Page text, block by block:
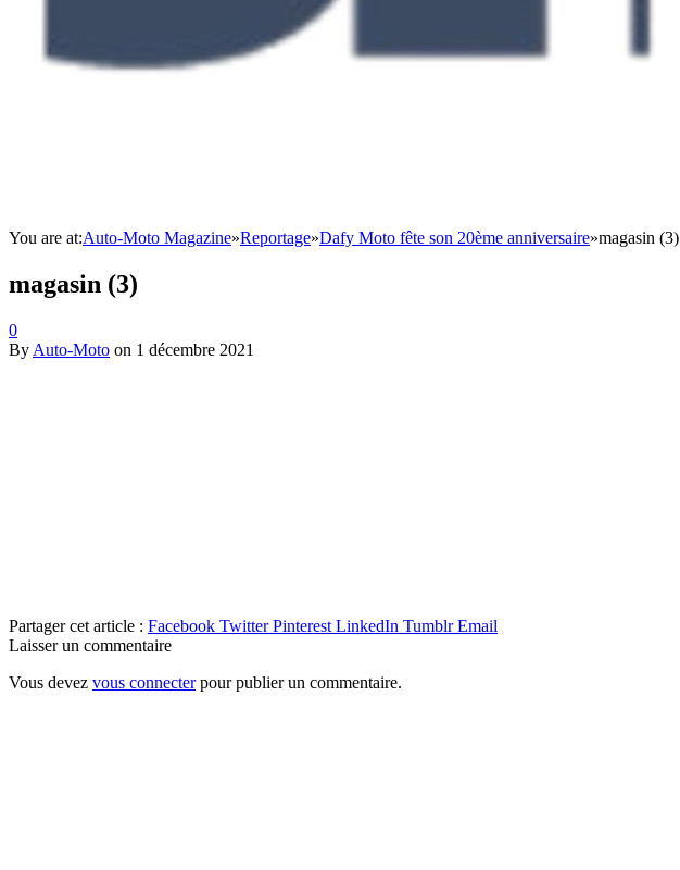
You are at:Auto-Moto Magazine»Reportage»Dafy Moto fête son 20ème anniversaire»magasin (3)
magasin (3)
0
By Auto-Moto on 1 décembre 2021
Partager cet article : Facebook Twitter Pinterest LinkedIn Tumblr Email
Laisser un commentaire
Vous devez vous connecterpour publier un commentaire.